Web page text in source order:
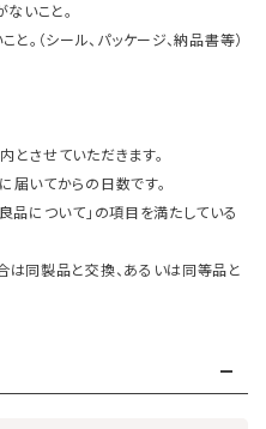
いこと。
。（シール、パッケージ、納品書等）
させていただきます。
いてからの日数です。
品について」の項目を満たしている
同製品と交換、あるいは同等品と